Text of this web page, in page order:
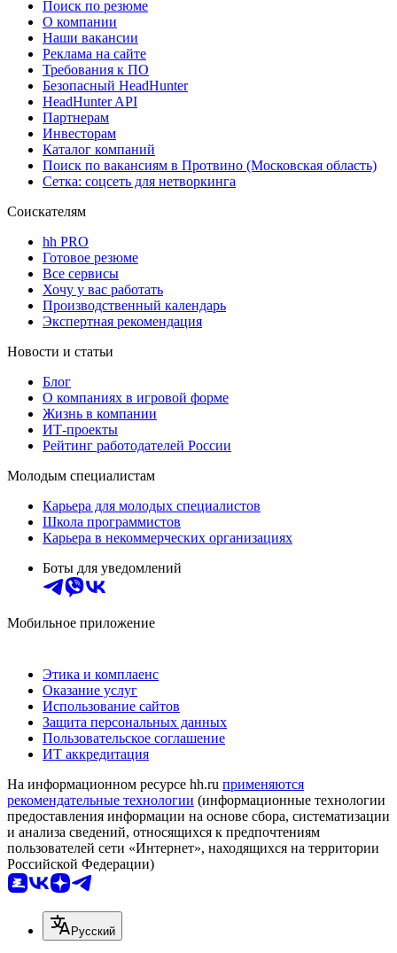
Поиск по резюме
О компании
Наши вакансии
Реклама на сайте
Требования к ПО
Безопасный HeadHunter
HeadHunter API
Партнерам
Инвесторам
Каталог компаний
Поиск по вакансиям в Протвино (Московская область)
Сетка: соцсеть для нетворкинга
Соискателям
hh PRO
Готовое резюме
Все сервисы
Хочу у вас работать
Производственный календарь
Экспертная рекомендация
Новости и статьи
Блог
О компаниях в игровой форме
Жизнь в компании
ИТ-проекты
Рейтинг работодателей России
Молодым специалистам
Карьера для молодых специалистов
Школа программистов
Карьера в некоммерческих организациях
Боты для уведомлений
Мобильное приложение
Этика и комплаенс
Оказание услуг
Использование сайтов
Защита персональных данных
Пользовательское соглашение
ИТ аккредитация
На информационном ресурсе hh.ru применяются
рекомендательные технологии (информационные технологии
предоставления информации на основе сбора, систематизации
и анализа сведений, относящихся к предпочтениям
пользователей сети «Интернет», находящихся на территории
Российской Федерации)
Русский